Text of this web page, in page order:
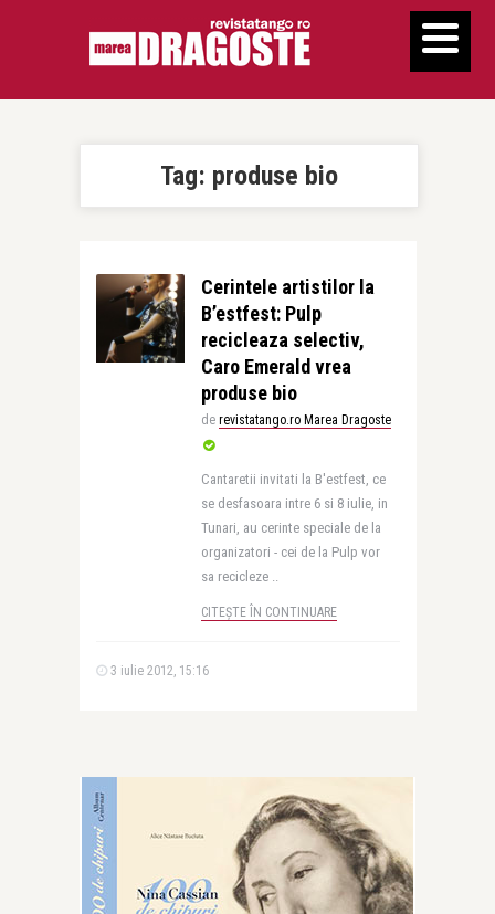
Tag: produse bio
Cerintele artistilor la
B’estfest: Pulp
recicleaza selectiv,
Caro Emerald vrea
produse bio
de revistatango.ro Marea Dragoste
Cantaretii invitati la B'estfest, ce
se desfasoara intre 6 si 8 iulie, in
Tunari, au cerinte speciale de la
organizatori - cei de la Pulp vor
sa recicleze ..
CITEȘTE ÎN CONTINUARE
3 iulie 2012, 15:16